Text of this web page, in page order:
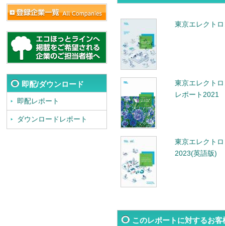
即配/ダウンロード
即配レポート
ダウンロードレポート
東京エレクト
東京エレクト
レポート2021
東京エレクト
2023(英語版)
このレポートに対するお客